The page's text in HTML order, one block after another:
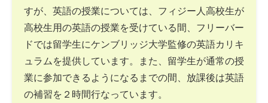
すが、英語の授業については、フィジー人高校生が
高校生用の英語の授業を受けている間、フリーバー
ドでは留学生にケンブリッジ大学監修の英語カリキ
ュラムを提供しています。また、留学生が通常の授
業に参加できるようになるまでの間、放課後は英語
の補習を２時間行なっています。